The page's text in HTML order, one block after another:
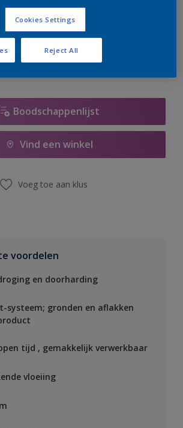
is het niet mogelijk dit product online
de website in de gaten, we werken
de voorraad aan te vullen.
Boodschappenlijst
Vind een winkel
Voeg toe aan klus
voordelen
en doorharding
systeem; gronden en aflakken
tijd , gemakkelijk verwerkbaar
vloeiing
Cookies Settings
Reject All